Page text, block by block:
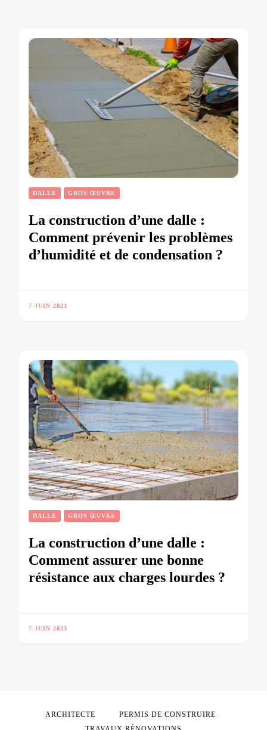
DALLE GROS ŒUVRE
La construction d’une dalle :
Comment prévenir les problèmes
d’humidité et de condensation ?
7 JUIN 2023
DALLE GROS ŒUVRE
La construction d’une dalle :
Comment assurer une bonne
résistance aux charges lourdes ?
7 JUIN 2023
ARCHITECTE
PERMIS DE CONSTRUIRE